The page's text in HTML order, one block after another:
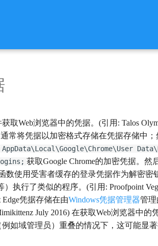
取Web浏览器中的凭据。(引用: Talos
常将凭据以加密格式存储在凭据存储中
AppData\Local\Google\Chrome\User
获取Google Chrome的加密凭据。
数使用受害者缓存的登录凭据作为解密密
执行了类似的程序。(引用: Proofpoint
Edge凭据存储在由Windows凭据管理器管理
July 2016) 在获取Web浏览器中
如域管理员）重叠的情况下，这可能显著